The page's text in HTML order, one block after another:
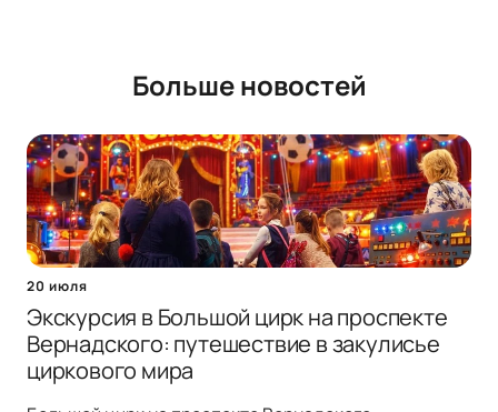
Больше новостей
20 июля
Экскурсия в Большой цирк на проспекте
Вернадского: путешествие в закулисье
циркового мира